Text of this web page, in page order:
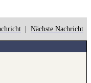
Nächste Nachricht